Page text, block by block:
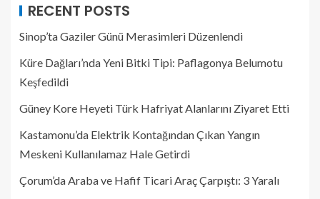
RECENT POSTS
Sinop’ta Gaziler Günü Merasimleri Düzenlendi
Küre Dağları’nda Yeni Bitki Tipi: Paflagonya Belumotu
Keşfedildi
Güney Kore Heyeti Türk Hafriyat Alanlarını Ziyaret Etti
Kastamonu’da Elektrik Kontağından Çıkan Yangın
Meskeni Kullanılamaz Hale Getirdi
Çorum’da Araba ve Hafif Ticari Araç Çarpıştı: 3 Yaralı